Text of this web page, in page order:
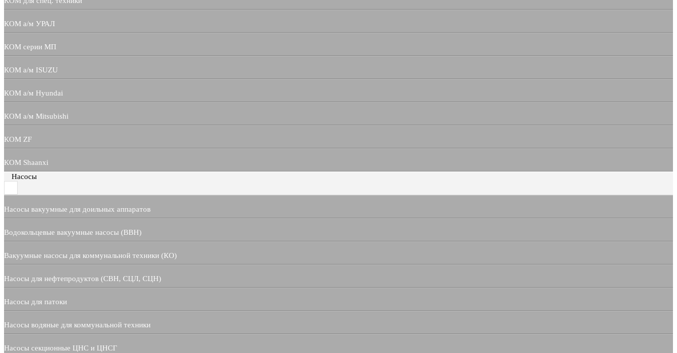
КОМ а/м УРАЛ
КОМ серии МП
КОМ а/м ISUZU
КОМ а/м Hyundai
КОМ а/м Mitsubishi
КОМ ZF
КОМ Shaanxi
Насосы
Насосы вакуумные для доильных аппаратов
Водокольцевые вакуумные насосы (ВВН)
Вакуумные насосы для коммунальной техники (КО)
Насосы для нефтепродуктов (СВН, СЦЛ, СЦН)
Насосы для патоки
Насосы водяные для коммунальной техники
Насосы секционные ЦНС и ЦНСГ